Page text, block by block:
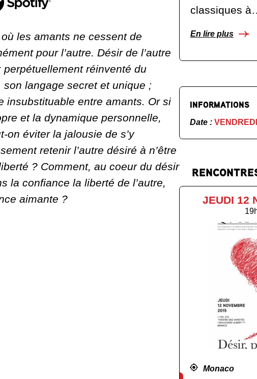
les amants ne cessent de
pour l’autre. Désir de l’autre
perpétuellement réinventé du
son langage secret et unique ;
insubstituable entre amants. Or si
et la dynamique personnelle,
on éviter la jalousie de s’y
retenir l’autre désiré à n’être
? Comment, au coeur du désir
la confiance la liberté de l’autre,
aimante ?
classiques
En lire plus
INFORMATIONS
Date :
JEUDI 12
Monaco